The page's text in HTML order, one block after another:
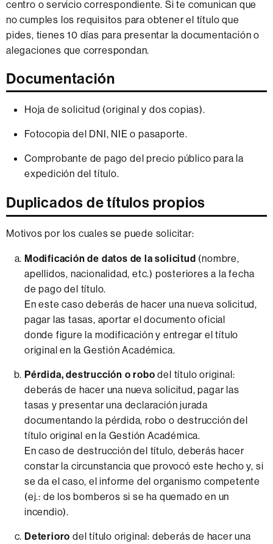
centro o servicio correspondiente. Si te comunican que
no cumples los requisitos para obtener el título que
pides, tienes 10 días para presentar la documentación o
alegaciones que correspondan.
Documentación
Hoja de solicitud (original y dos copias).
Fotocopia del DNI, NIE o pasaporte.
Comprobante de pago del precio público para la
expedición del título.
Duplicados de títulos propios
Motivos por los cuales se puede solicitar:
Modificación de datos de la solicitud (nombre,
apellidos, nacionalidad, etc.) posteriores a la fecha
de pago del título.
En este caso deberás de hacer una nueva solicitud,
pagar las tasas, aportar el documento oficial
donde figure la modificación y entregar el título
original en la Gestión Académica.
Pérdida, destrucción o robo del título original:
deberás de hacer una nueva solicitud, pagar las
tasas y presentar una declaración jurada
documentando la pérdida, robo o destrucción del
título original en la Gestión Académica.
En caso de destrucción del título, deberás hacer
constar la circunstancia que provocó este hecho y, si
se da el caso, el informe del organismo competente
(ej.: de los bomberos si se ha quemado en un
incendio).
Deterioro del título original: deberás de hacer una